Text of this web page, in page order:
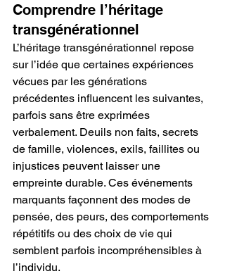
Comprendre l’héritage
transgénérationnel
L’héritage transgénérationnel repose
sur l’idée que certaines expériences
vécues par les générations
précédentes influencent les suivantes,
parfois sans être exprimées
verbalement. Deuils non faits, secrets
de famille, violences, exils, faillites ou
injustices peuvent laisser une
empreinte durable. Ces événements
marquants façonnent des modes de
pensée, des peurs, des comportements
répétitifs ou des choix de vie qui
semblent parfois incompréhensibles à
l’individu.